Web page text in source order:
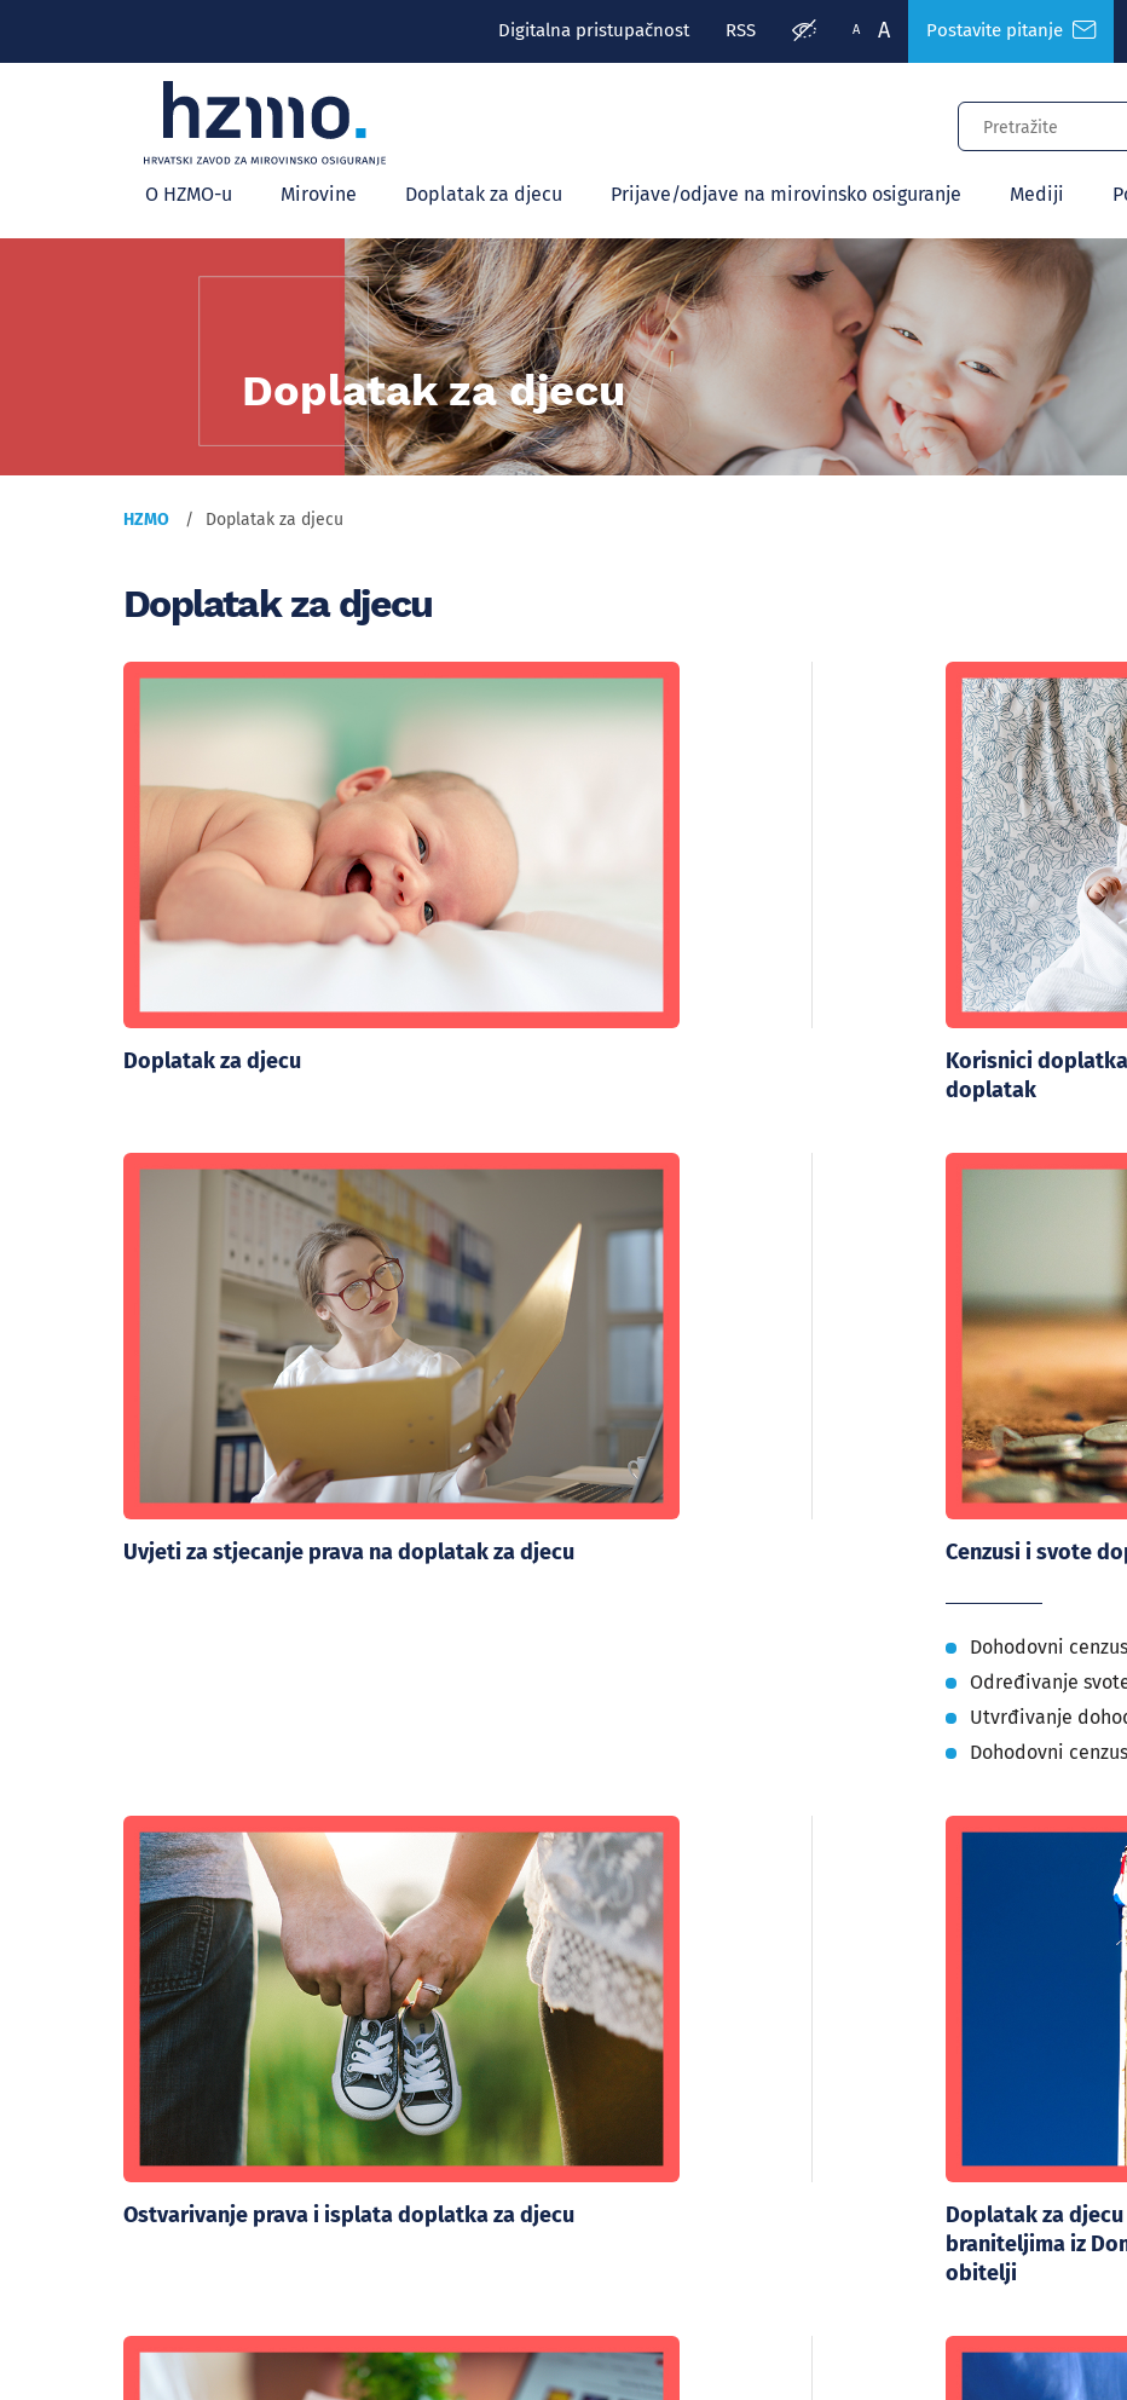
Digitalna pristupačnost RSS A A Postavite pitanje
Glavni
izbornik
O HZMO-u Mirovine Doplatak za djecu Prijave/odjave na mirovinsko osiguranje Mediji
Doplatak za djecu
HZMO Doplatak za djecu
Doplatak za djecu
Doplatak za djecu
Korisnici
doplatak
Uvjeti za stjecanje prava na doplatak za djecu Cenzusi i svote
Dohodovni
Određivanje
Utvrđivanje
Dohodovni cenzus
Ostvarivanje prava i isplata doplatka za djecu
Doplatak za
braniteljima iz
obitelji